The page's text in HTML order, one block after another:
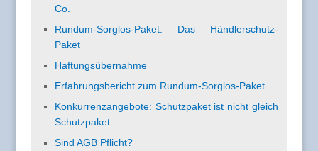
Co.
Rundum-Sorglos-Paket: Das Händlerschutz-
Paket
Haftungsübernahme
Erfahrungsbericht zum Rundum-Sorglos-Paket
Konkurrenzangebote: Schutzpaket ist nicht gleich
Schutzpaket
Sind AGB Pflicht?